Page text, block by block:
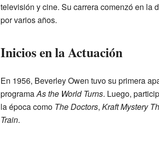
televisión y cine. Su carrera comenzó en la
por varios años.
Inicios en la Actuación
En 1956, Beverley Owen tuvo su primera
programaAs the World Turns. Luego,
la época como The Doctors, Kraft Mystery
Train.